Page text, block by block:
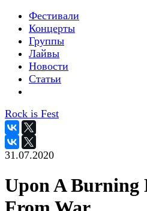
Фестивали
Концерты
Группы
Лайвы
Новости
Статьи
Rock is Fest
31.07.2020
Upon A Burning